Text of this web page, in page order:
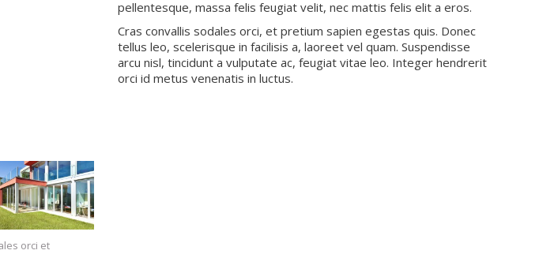
pellentesque, massa felis feugiat velit, nec mattis felis elit a eros.
Cras convallis sodales orci, et pretium sapien egestas quis. Donec
tellus leo, scelerisque in facilisis a, laoreet vel quam. Suspendisse
arcu nisl, tincidunt a vulputate ac, feugiat vitae leo. Integer hendrerit
orci id metus venenatis in luctus.
orci et